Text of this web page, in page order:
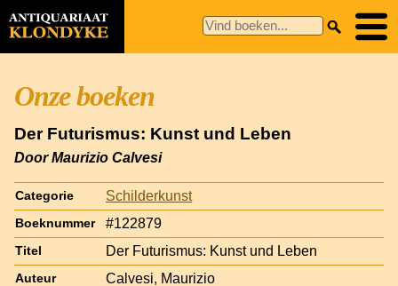
Onze boeken
Der Futurismus: Kunst und Leben
Door Maurizio Calvesi
Categorie Schilderkunst
Boeknummer #122879
Titel Der Futurismus: Kunst und Leben
Auteur Calvesi, Maurizio